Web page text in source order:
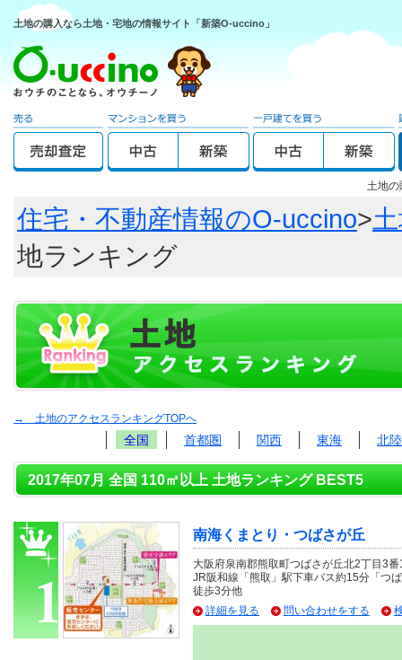
土地の購入なら土地・宅地の情報サイト「新築O-uccino」
土地
住宅・不動産情報のO-uccino>
地ランキング
→ 土地のアクセスランキングTOPへ
全国 首都圏 関西 東海 北
2017年07月 全国 110㎡以上 土地ランキング BEST5
南海くまとり・つばさが丘
大阪府泉南郡熊取町つばさが丘北2丁目3
JR阪和線「熊取」駅下車バス約15分「つ
徒歩3分他
詳細を見る
問い合わせをする